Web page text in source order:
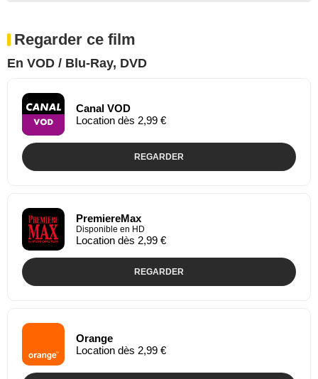
Regarder ce film
En VOD / Blu-Ray, DVD
Canal VOD
Location dès 2,99 €
REGARDER
PremiereMax
Disponible en HD
Location dès 2,99 €
REGARDER
Orange
Location dès 2,99 €